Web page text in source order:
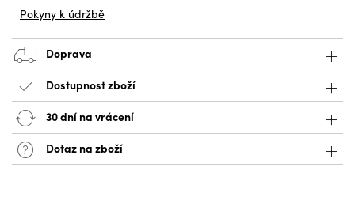
Pokyny k údržbě
Doprava
Dostupnost zboží
30 dní na vrácení
Dotaz na zboží